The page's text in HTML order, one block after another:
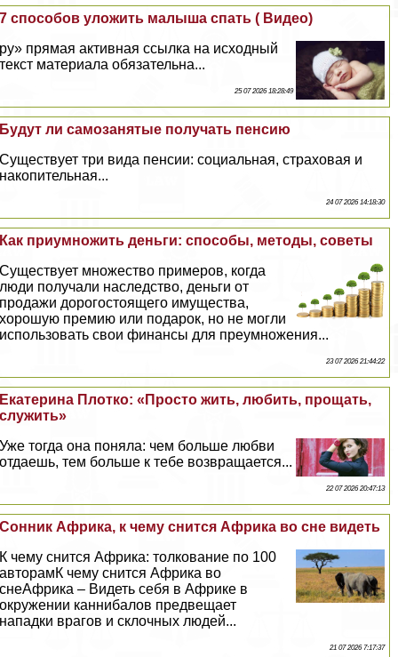
7 способов уложить малыша спать ( Видео)
ру» прямая активная ссылка на исходный
текст материала обязательна...
25 07 2026 18:28:49
Будут ли самозанятые получать пенсию
Существует три вида пенсии: социальная, страховая и
накопительная...
24 07 2026 14:18:30
Как приумножить деньги: способы, методы, советы
Существует множество примеров, когда
люди получали наследство, деньги от
продажи дорогостоящего имущества,
хорошую премию или подарок, но не могли
использовать свои финансы для преумножения...
23 07 2026 21:44:22
Екатерина Плотко: «Просто жить, любить, прощать,
служить»
Уже тогда она поняла: чем больше любви
отдаешь, тем больше к тебе возвращается...
22 07 2026 20:47:13
Сонник Африка, к чему снится Африка во сне видеть
К чему снится Африка: толкование по 100
авторамК чему снится Африка во
снеАфрика – Видеть себя в Африке в
окружении каннибалов предвещает
нападки врагов и склочных людей...
21 07 2026 7:17:37